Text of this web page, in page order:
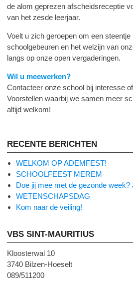
de alom geprezen afscheidsreceptie
van het zesde leerjaar.
Voelt u zich geroepen om een steentje
schoolgebeuren en het welzijn van
langs op onze open vergaderingen.
Wil u meewerken?
Contacteer onze school bij interesse
Voorstellen waarbij we samen meer
altijd welkom!
RECENTE BERICHTEN
WELKOM OP ADEMFEST!
SCHOOLFEEST MEREM
Doe jij mee met de gezonde week?
WETENSCHAPSDAG
Kom naar de veiling!
VBS SINT-MAURITIUS
Kloosterwal 10
3740 Bilzen-Hoeselt
089/511200